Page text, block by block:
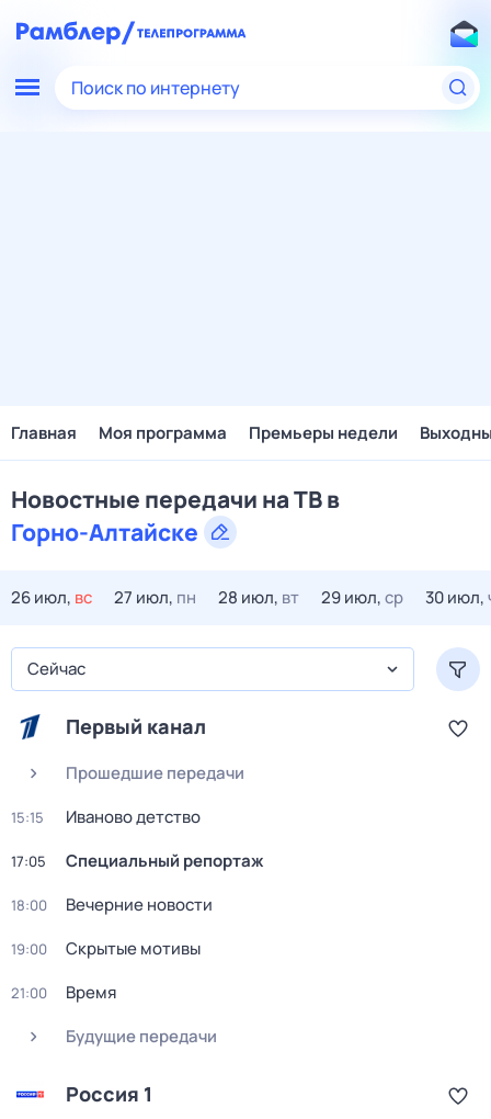
Поиск по интернету
Главная Моя программа Премьеры недели
Новостные передачи на ТВ в
Горно-Алтайске
26 июл, вс 27 июл, пн 28 июл, вт 29 июл,ср 30 июл,
Сейчас
Первый канал
Прошедшие передачи
15:15 Иваново детство
17:05 Специальный репортаж
18:00 Вечерние новости
19:00 Скрытые мотивы
21:00
Время
Будущие передачи
Россия 1